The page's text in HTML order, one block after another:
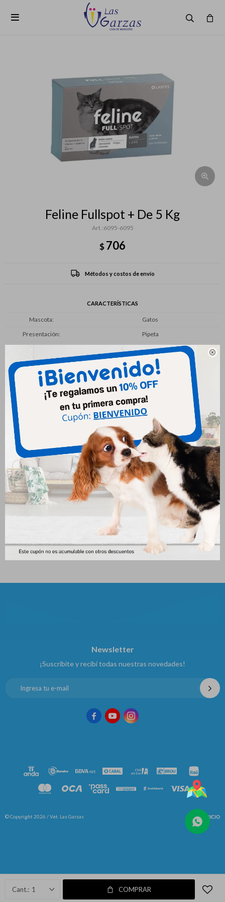


Feline Fullspot + De 5 Kg
6095-6095
$706
1 COMPRAR
Métodos y costos de envío
CARACTERÍSTICAS
Mascota
Gatos
Presentación
Pipeta
Productos que te pueden interesar
Feline Fullspot De 2 A 5 Kg Dominal Collar Grande
651
Newsletter
¡Suscribite y recibí todas nuestras novedades!
  
© Copyright 2026 / Vet. Las Garzas
Fenicio